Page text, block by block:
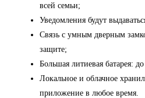
всей семьи;
Уведомления будут
Связь с умным дверным
защите;
Большая литиевая батарея:
Локальное и облачное
приложение в любое время.